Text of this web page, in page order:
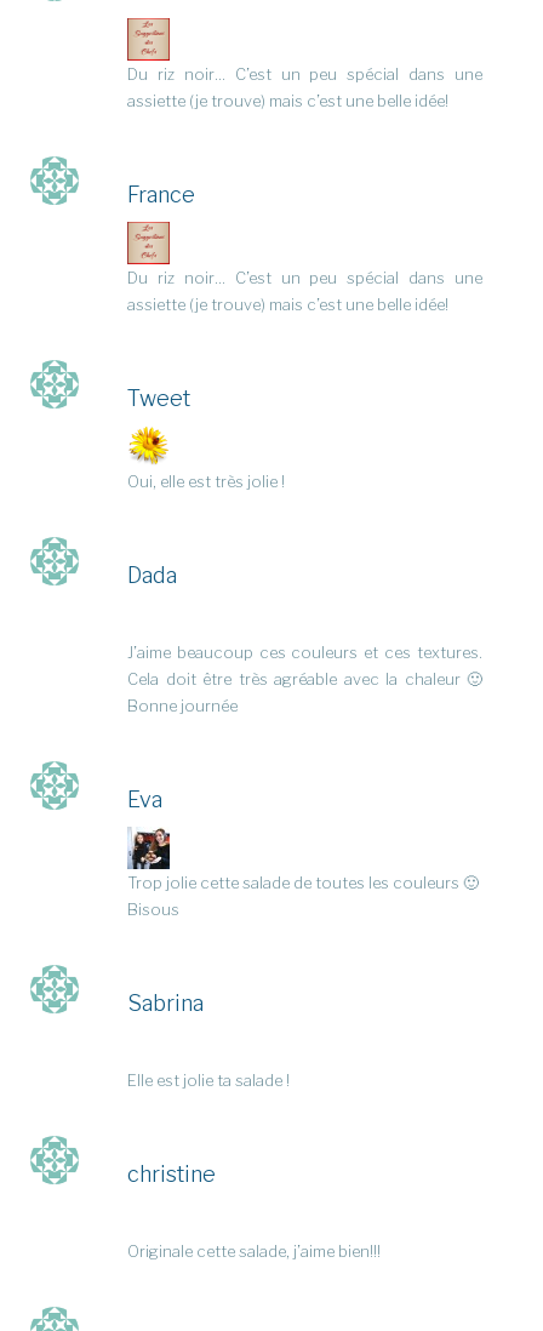
Du riz noir… C’est un peu spécial dans une
assiette (je trouve) mais c’est une belle idée!
France
Du riz noir… C’est un peu spécial dans une
assiette (je trouve) mais c’est une belle idée!
Tweet
Oui, elle est très jolie !
Dada
J’aime beaucoup ces couleurs et ces textures.
Cela doit être très agréable avec la chaleur 🙂
Bonne journée
Eva
Trop jolie cette salade de toutes les couleurs 🙂
Bisous
Sabrina
Elle est jolie ta salade !
christine
Originale cette salade, j’aime bien!!!